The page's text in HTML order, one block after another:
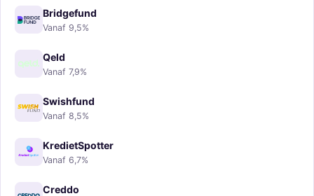
Bridgefund
Vanaf 9,5%
Qeld
Vanaf 7,9%
Swishfund
Vanaf 8,5%
KredietSpotter
Vanaf 6,7%
Creddo